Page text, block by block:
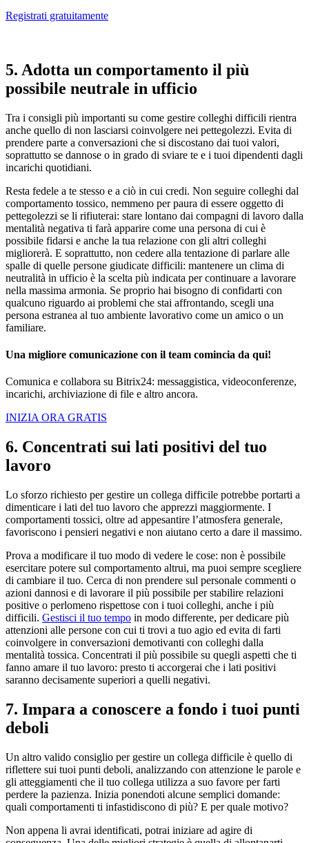
Registrati gratuitamente
5. Adotta un comportamento il più
possibile neutrale in ufficio
Tra i consigli più importanti su come gestire colleghi difficili rientra
anche quello di non lasciarsi coinvolgere nei pettegolezzi. Evita di
prendere parte a conversazioni che si discostano dai tuoi valori,
soprattutto se dannose o in grado di sviare te e i tuoi dipendenti dagli
incarichi quotidiani.
Resta fedele a te stesso e a ciò in cui credi. Non seguire colleghi dal
comportamento tossico, nemmeno per paura di essere oggetto di
pettegolezzi se li rifiuterai: stare lontano dai compagni di lavoro dalla
mentalità negativa ti farà apparire come una persona di cui è
possibile fidarsi e anche la tua relazione con gli altri colleghi
migliorerà. E soprattutto, non cedere alla tentazione di parlare alle
spalle di quelle persone giudicate difficili: mantenere un clima di
neutralità in ufficio è la scelta più indicata per continuare a lavorare
nella massima armonia. Se proprio hai bisogno di confidarti con
qualcuno riguardo ai problemi che stai affrontando, scegli una
persona estranea al tuo ambiente lavorativo come un amico o un
familiare.
Una migliore comunicazione con il team comincia da qui!
Comunica e collabora su Bitrix24: messaggistica, videoconferenze,
incarichi, archiviazione di file e altro ancora.
INIZIA ORA GRATIS
6. Concentrati sui lati positivi del tuo
lavoro
Lo sforzo richiesto per gestire un collega difficile potrebbe portarti a
dimenticare i lati del tuo lavoro che apprezzi maggiormente. I
comportamenti tossici, oltre ad appesantire l’atmosfera generale,
favoriscono i pensieri negativi e non aiutano certo a dare il massimo.
Prova a modificare il tuo modo di vedere le cose: non è possibile
esercitare potere sul comportamento altrui, ma puoi sempre scegliere
di cambiare il tuo. Cerca di non prendere sul personale commenti o
azioni dannosi e di lavorare il più possibile per stabilire relazioni
positive o perlomeno rispettose con i tuoi colleghi, anche i più
difficili. Gestisci il tuo tempo in modo differente, per dedicare più
attenzioni alle persone con cui ti trovi a tuo agio ed evita di farti
coinvolgere in conversazioni demotivanti con colleghi dalla
mentalità tossica. Concentrati il più possibile su quegli aspetti che ti
fanno amare il tuo lavoro: presto ti accorgerai che i lati positivi
saranno decisamente superiori a quelli negativi.
7. Impara a conoscere a fondo i tuoi punti
deboli
Un altro valido consiglio per gestire un collega difficile è quello di
riflettere sui tuoi punti deboli, analizzando con attenzione le parole e
gli atteggiamenti che il tuo collega utilizza a suo favore per farti
perdere la pazienza. Inizia ponendoti alcune semplici domande:
quali comportamenti ti infastidiscono di più? E per quale motivo?
Non appena li avrai identificati, potrai iniziare ad agire di